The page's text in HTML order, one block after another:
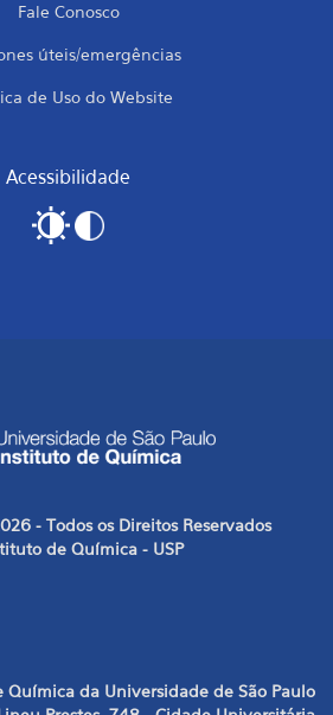
Fale Conosco
úteis/emergências
de Uso do Website
Acessibilidade
- Todos os Direitos Reservados
de Química - USP
Química da Universidade de São Paulo